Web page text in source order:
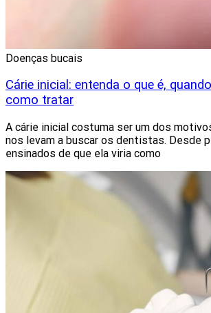
Doenças bucais
Cárie inicial: entenda o que é,
como tratar
A cárie inicial costuma ser um dos
nos levam a buscar os dentistas. Desde
ensinados de que ela viria como